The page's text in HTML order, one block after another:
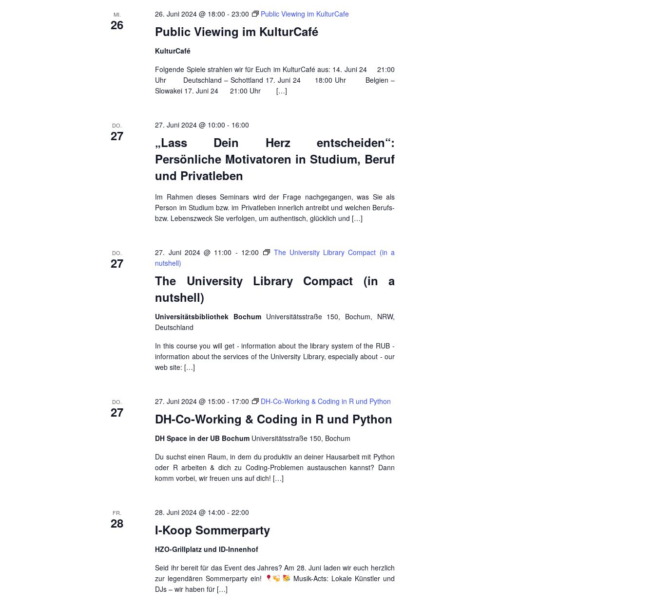
MI.
26 Public Viewing im KulturCafé
26. Juni 2024 @ 18:00 -23:00 Public Viewing im KulturCafe
KulturCafé
Folgende Spiele strahlen wir für Euch im KulturCafé aus: 14. Juni 24 21:00
Uhr Deutschland – Schottland 17. Juni 24 18:00 Uhr Belgien –
Slowakei 17. Juni 24 21:00 Uhr […]
DO.
27
„Lass Dein Herz entscheiden“:
Persönliche Motivatoren in Studium, Beruf
und Privatleben
27. Juni 2024 @ 10:00 - 16:00
Im Rahmen dieses Seminars wird der Frage nachgegangen, was Sie als
Person im Studium bzw. im Privatleben innerlich antreibt und welchen Berufs-
bzw. Lebenszweck Sie verfolgen, um authentisch, glücklich und […]
DO.
27
The University Library Compact (in a
nutshell)
27. Juni 2024 @ 11:00 - 12:00
The University Library Compact (in a
nutshell)
Universitätsbibliothek Bochum Universitätsstraße 150, Bochum, NRW,
Deutschland
In this course you will get - information about the library system of the RUB -
information about the services of the University Library, especially about - our
web site: […]
DO.
27 DH-Co-Working & Coding in R und Python
27. Juni 2024 @ 15:00 - 17:00 DH-Co-Working & Coding in R und Python
DH Space in der UB Bochum Universitätsstraße 150, Bochum
Du suchst einen Raum, in dem du produktiv an deiner Hausarbeit mit Python
oder R arbeiten & dich zu Coding-Problemen austauschen kannst? Dann
komm vorbei, wir freuen uns auf dich! […]
FR.
28 I-Koop Sommerparty
28. Juni 2024 @ 14:00 -22:00
HZO-Grillplatz und ID-Innenhof
Seid ihr bereit für das Event des Jahres? Am 28. Juni laden wir euch herzlich
zur legendären Sommerparty ein!
Musik-Acts: Lokale Künstler und
DJs – wir haben für […]